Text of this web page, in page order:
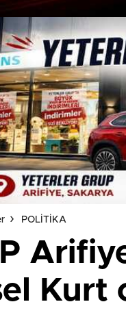
POLİTİKA
Kurt